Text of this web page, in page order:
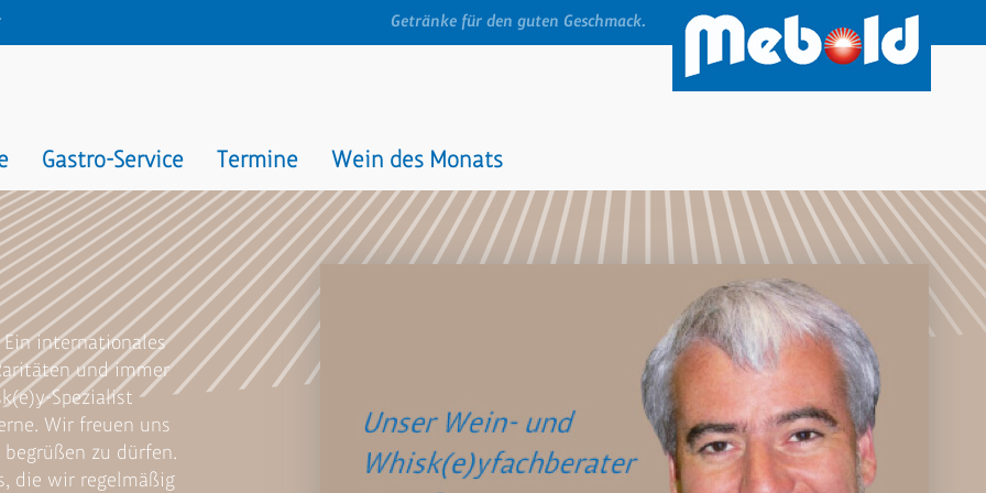
Getränke für den guten Geschmack.
Gastro-Service Termine Wein des Monats
internationales
und immer
Spezialist
Wir freuen uns
zu dürfen.
die wir regelmäßig